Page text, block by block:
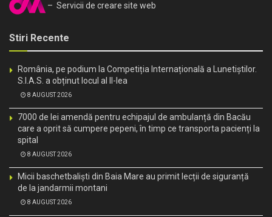
– Servicii de creare site web
Stiri Recente
România, pe podium la Competiția Internațională a Lunetiștilor.
S.I.A.S. a obținut locul al II-lea
8 AUGUST 2026
7000 de lei amendă pentru echipajul de ambulanță din Bacău
care a oprit să cumpere pepeni, în timp ce transporta pacienți la
spital
8 AUGUST 2026
Micii baschetbaliști din Baia Mare au primit lecții de siguranță
de la jandarmii montani
8 AUGUST 2026